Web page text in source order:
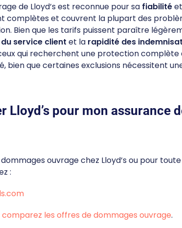
de Lloyd’s est reconnue pour sa fiabilité
complètes et couvrent la plupart des
Bien que les tarifs puissent paraître
service client et la rapidité des
qui recherchent une protection complète
bien que certaines exclusions nécessitent
Lloyd’s pour mon assurance
ouvrage chez Lloyd’s ou pour
:
comparez les offres de dommages ouvrage.